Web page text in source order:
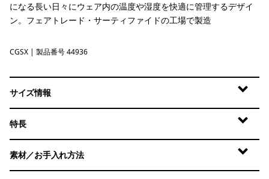
になる長い日々にウェア内の温度や湿度を快適に管理するデザイ
ン。フェアトレード・サーティファイドの工場で製造
Crisp Grey - Salt Grey X-Dye
CGSX | 製品番号 44936
サイズ情報
特長
素材／お手入れ方法